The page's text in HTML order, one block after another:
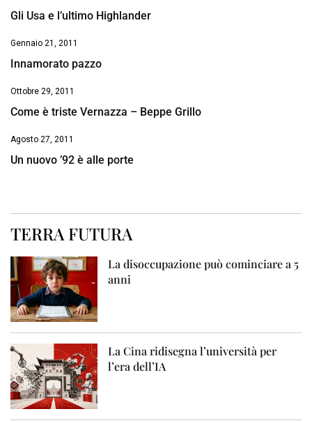
Gli Usa e l’ultimo Highlander
Gennaio 21, 2011
Innamorato pazzo
Ottobre 29, 2011
Come è triste Vernazza – Beppe Grillo
Agosto 27, 2011
Un nuovo ’92 è alle porte
TERRA FUTURA
La disoccupazione può cominciare a 5
anni
La Cina ridisegna l’università per
l’era dell’IA